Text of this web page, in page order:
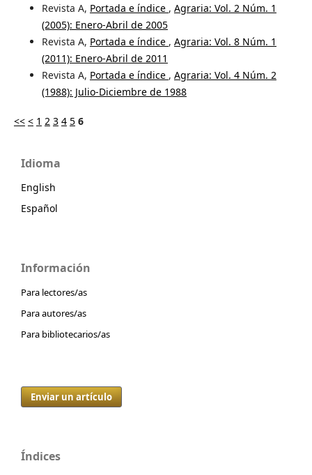
Revista A, Portada e índice , Agraria: Vol. 2 Núm. 1
(2005): Enero-Abril de 2005
Revista A, Portada e índice , Agraria: Vol. 8 Núm. 1
(2011): Enero-Abril de 2011
Revista A, Portada e índice , Agraria: Vol. 4 Núm. 2
(1988): Julio-Diciembre de 1988
<< < 1 2 3 4 5 6
Idioma
English
Español
Información
Para lectores/as
Para autores/as
Para bibliotecarios/as
Enviar un artículo
Índices